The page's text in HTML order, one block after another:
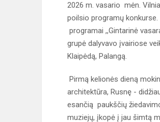
2026 m. vasario mėn.
poilsio programų
programai ,,Gintarinė
grupė dalyvavo įvairiose
Klaipėdą, Palangą.
Pirmą kelionės dieną
architektūra, Rusnę -
esančią paukščių
muziejų, įkopė į jau šimtą